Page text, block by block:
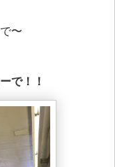
で〜
で！！